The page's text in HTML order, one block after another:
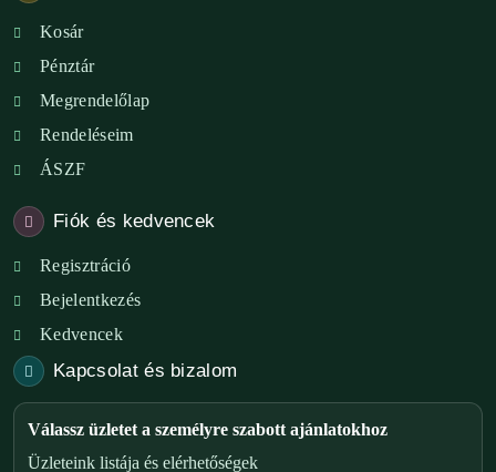
Kosár
Pénztár
Megrendelőlap
Rendeléseim
ÁSZF
Fiók és kedvencek
Regisztráció
Bejelentkezés
Kedvencek
Kapcsolat és bizalom
Válassz üzletet a személyre szabott ajánlatokhoz
Üzleteink listája és elérhetőségek